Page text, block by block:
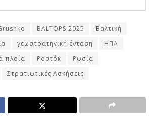
BALTOPS 2025
Βαλτική
γεωστρατηγική ένταση
ΗΠΑ
πλοία Ροστόκ
Ρωσία
Στρατιωτικές Ασκήσεις